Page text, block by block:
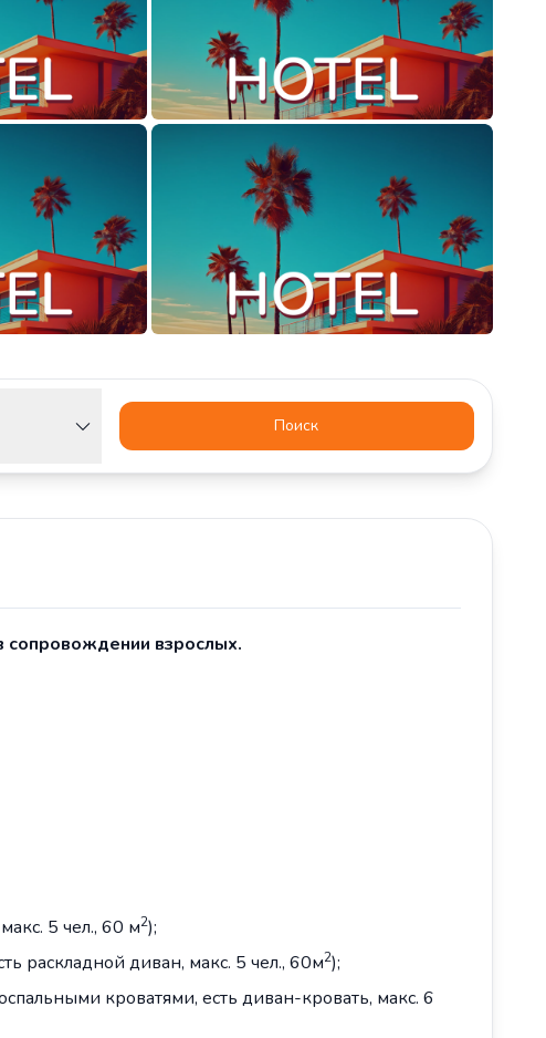
Поиск
сопровождении взрослых.
5 чел., 60 м2);
раскладной диван, макс. 5 чел., 60м2);
кроватями, есть диван-кровать, макс. 6